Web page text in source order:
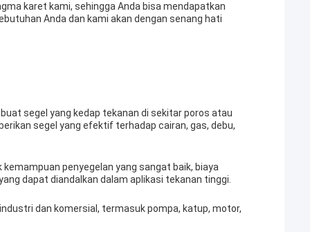
karet kami, sehingga Anda bisa mendapatkan
Anda dan kami akan dengan senang hati
segel yang kedap tekanan di sekitar poros atau
segel yang efektif terhadap cairan, gas, debu,
penyegelan yang sangat baik, biaya
dapat diandalkan dalam aplikasi tekanan tinggi.
dan komersial, termasuk pompa, katup, motor,